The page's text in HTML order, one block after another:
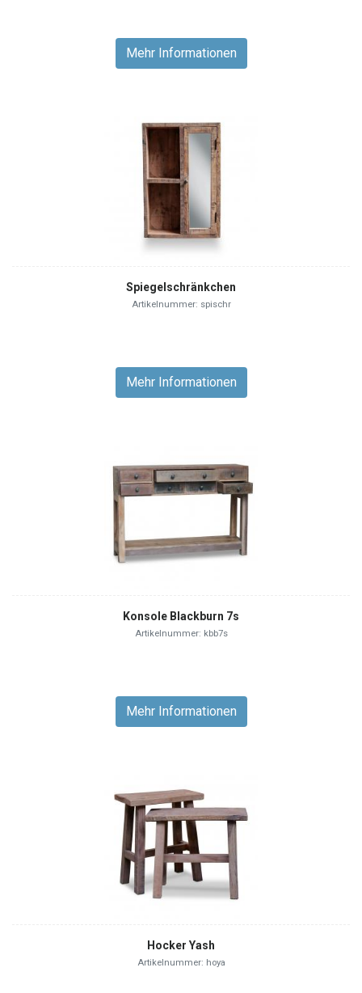
Mehr Informationen
Spiegelschränkchen
Artikelnummer: spischr
Mehr Informationen
Konsole Blackburn 7s
Artikelnummer: kbb7s
Mehr Informationen
Hocker Yash
Artikelnummer: hoya